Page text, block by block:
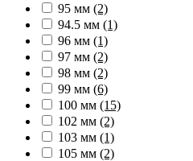
95 мм (2)
94.5 мм (1)
96 мм (1)
97 мм (2)
98 мм (2)
99 мм (6)
100 мм (15)
102 мм (2)
103 мм (1)
105 мм (2)